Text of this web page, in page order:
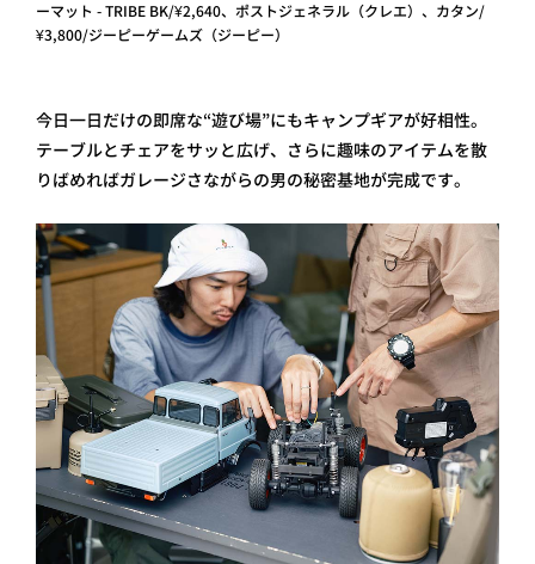
ーマット - TRIBE BK/¥2,640、ポストジェネラル（クレエ）、カタン/
¥3,800/ジーピーゲームズ（ジーピー）
今日一日だけの即席な“遊び場”にもキャンプギアが好相性。
テーブルとチェアをサッと広げ、さらに趣味のアイテムを散
りばめればガレージさながらの男の秘密基地が完成です。